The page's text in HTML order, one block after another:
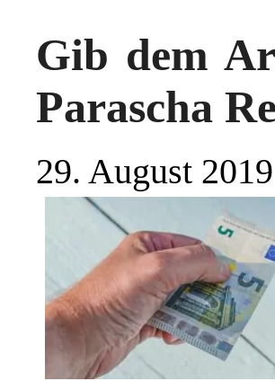
Gib dem
Parascha
29. August